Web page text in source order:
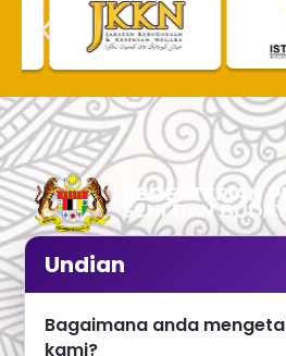
No. 2, Menara 1, Jalan
+603 8000 8000
Undian
Bagaimana anda
kami?